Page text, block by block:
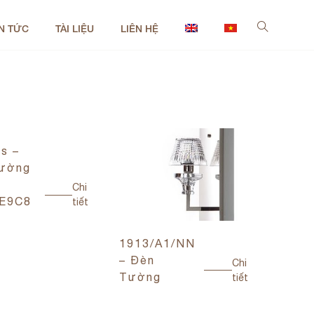
TỨC TÀI LIỆU LIÊN HỆ
–
Chi
tiết
1913/A1/NN
– Đèn
Tường
Chi
tiết